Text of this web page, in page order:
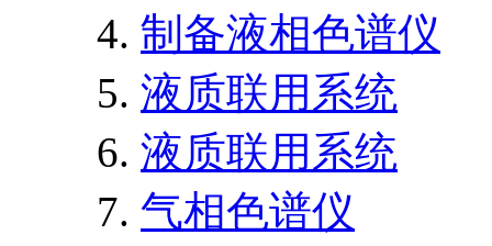
制备液相色谱仪
液质联用系统
液质联用系统
气相色谱仪